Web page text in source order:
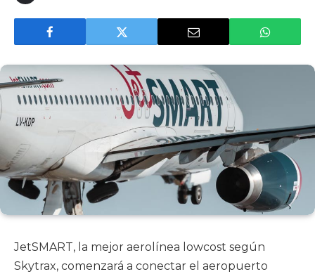
JetSMART, la mejor aerolínea lowcost según
Skytrax, comenzará a conectar el aeropuerto